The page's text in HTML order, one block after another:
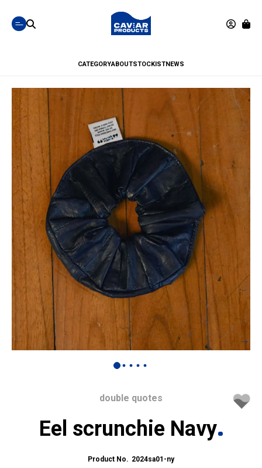
CATEGORYABOUTSTOCKISTNEWS
double quotes
Eel scrunchie Navy
2024sa01-ny